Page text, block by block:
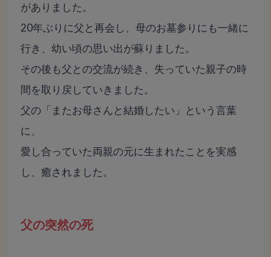
がありました。
20年ぶりに父と再会し、母のお墓参りにも一緒に
行き、幼い頃の思い出が蘇りました。
その後も父との交流が続き、失っていた親子の時
間を取り戻していきました。
父の「またお母さんと結婚したい」という言葉
に、
愛し合っていた両親の元に生まれたことを実感
し、癒されました。
父の突然の死